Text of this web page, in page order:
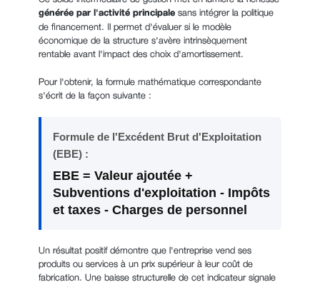
générée par l'activité principale sans intégrer la politique
de financement. Il permet d'évaluer si le modèle
économique de la structure s'avère intrinsèquement
rentable avant l'impact des choix d'amortissement.
Pour l'obtenir, la formule mathématique correspondante
s'écrit de la façon suivante :
Formule de l'Excédent Brut d'Exploitation
(EBE) :
EBE = Valeur ajoutée +
Subventions d'exploitation - Impôts
et taxes - Charges de personnel
Un résultat positif démontre que l'entreprise vend ses
produits ou services à un prix supérieur à leur coût de
fabrication. Une baisse structurelle de cet indicateur signale